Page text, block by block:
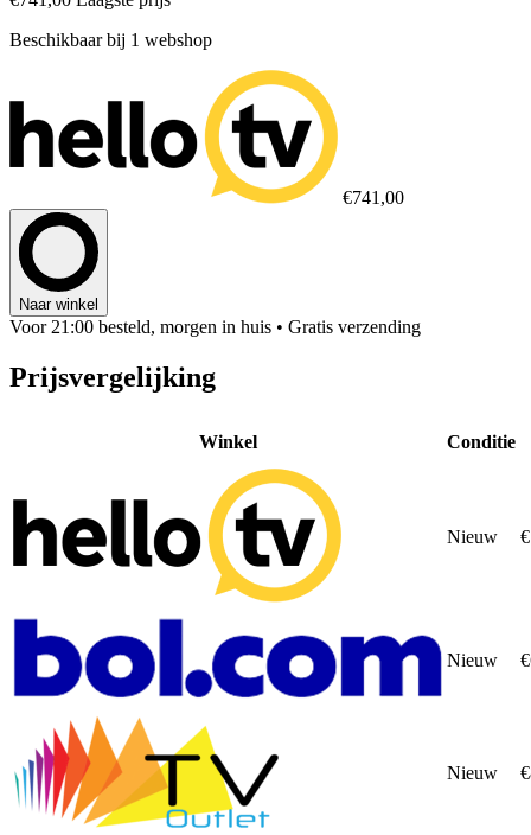
Beschikbaar bij 1 webshop
€741,00
Naar winkel
Voor 21:00 besteld, morgen in huis • Gratis verzending
Prijsvergelijking
Winkel Conditie
Nieuw
Nieuw
Nieuw